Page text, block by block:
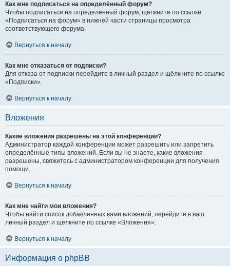
Как мне подписаться на определённый форум?
Чтобы подписаться на определённый форум, щёлкните по ссылке
«Подписаться на форум» в нижней части страницы просмотра
соответствующего форума.
Вернуться к началу
Как мне отказаться от подписки?
Для отказа от подписки перейдите в личный раздел и щёлкните по ссылке
«Подписки».
Вернуться к началу
Вложения
Какие вложения разрешены на этой конференции?
Администратор каждой конференции может разрешить или запретить
определённые типы вложений. Если вы не знаете, какие вложения
разрешены, свяжитесь с администратором конференции для получения
помощи.
Вернуться к началу
Как мне найти мои вложения?
Чтобы найти список добавленных вами вложений, перейдите в ваш
личный раздел и щёлкните по ссылке «Вложения».
Вернуться к началу
Информация о phpBB